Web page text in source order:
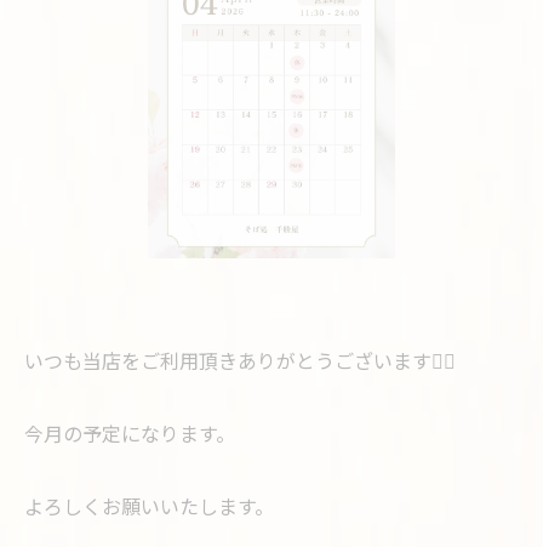
いつも当店をご利用頂きありがとうございます🙇‍♂️
今月の予定になります。
よろしくお願いいたします。